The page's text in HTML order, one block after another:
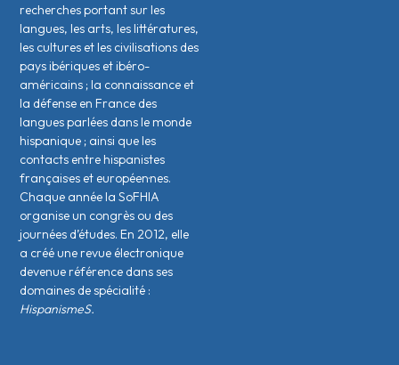
recherches portant sur les
langues, les arts, les littératures,
les cultures et les civilisations des
pays ibériques et ibéro-
américains ; la connaissance et
la défense en France des
langues parlées dans le monde
hispanique ; ainsi que les
contacts entre hispanistes
français·es et européen·nes.
Chaque année la SoFHIA
organise un congrès ou des
journées d’études. En 2012, elle
a créé une revue électronique
devenue référence dans ses
domaines de spécialité :
HispanismeS.